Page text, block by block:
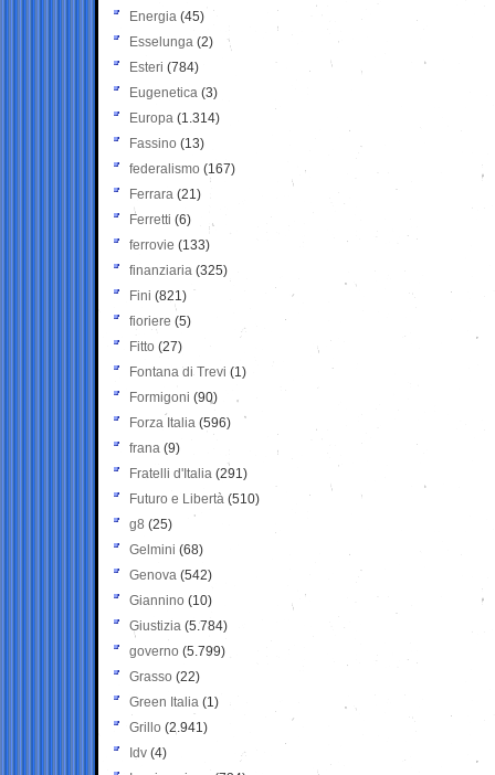
Energia (45)
Esselunga (2)
Esteri (784)
Eugenetica (3)
Europa (1.314)
Fassino (13)
federalismo (167)
Ferrara (21)
Ferretti (6)
ferrovie (133)
finanziaria (325)
Fini (821)
fioriere (5)
Fitto (27)
Fontana di Trevi (1)
Formigoni (90)
Forza Italia (596)
frana (9)
Fratelli d'Italia (291)
Futuro e Libertà (510)
g8 (25)
Gelmini (68)
Genova (542)
Giannino (10)
Giustizia (5.784)
governo (5.799)
Grasso (22)
Green Italia (1)
Grillo (2.941)
Idv (4)